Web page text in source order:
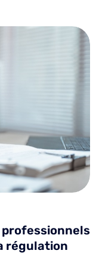
professionnels
régulation